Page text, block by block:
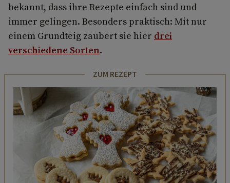
bekannt, dass ihre Rezepte einfach sind und
immer gelingen. Besonders praktisch: Mit nur
einem Grundteig zaubert sie hier drei
verschiedene Sorten.
ZUM REZEPT